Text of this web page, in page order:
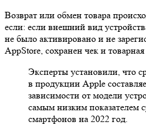
Возврат или обмен товара
если: если внешний вид
не было активировано и не
AppStore, сохранен чек и товарная
Эксперты установили, что
в продукции Apple
зависимости от модели
самым низким показателем
смартфонов на 2022 год.